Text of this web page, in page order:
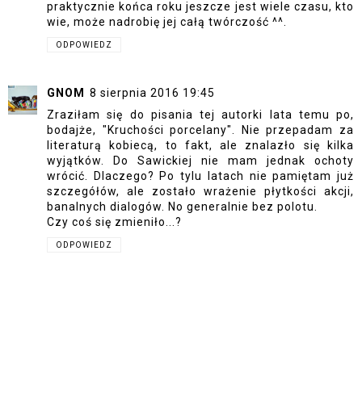
praktycznie końca roku jeszcze jest wiele czasu, kto
wie, może nadrobię jej całą twórczość ^^.
ODPOWIEDZ
GNOM
8 sierpnia 2016 19:45
Zraziłam się do pisania tej autorki lata temu po,
bodajże, "Kruchości porcelany". Nie przepadam za
literaturą kobiecą, to fakt, ale znalazło się kilka
wyjątków. Do Sawickiej nie mam jednak ochoty
wrócić. Dlaczego? Po tylu latach nie pamiętam już
szczegółów, ale zostało wrażenie płytkości akcji,
banalnych dialogów. No generalnie bez polotu.
Czy coś się zmieniło...?
ODPOWIEDZ